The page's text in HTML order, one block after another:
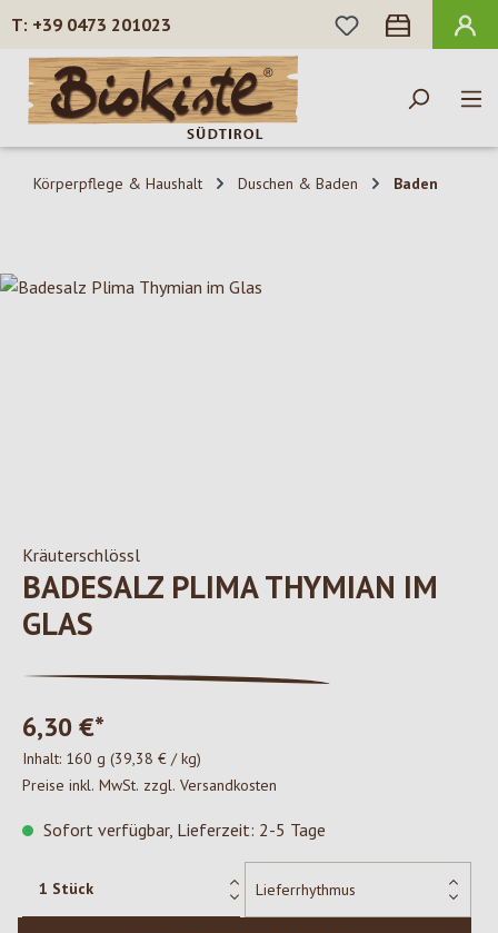
Zum Hauptinhalt springen
+39 0473 201023
DU HAST 0
Körperpflege & Haushalt Duschen & Baden Baden
Bildergalerie überspringen
Kräuterschlössl
BADESALZ PLIMA THYMIAN IM
GLAS
6,30 €*
Inhalt: 160 g (39,38 € / kg)
Preise inkl. MwSt. zzgl. Versandkosten
Sofort verfügbar, Lieferzeit: 2-5 Tage